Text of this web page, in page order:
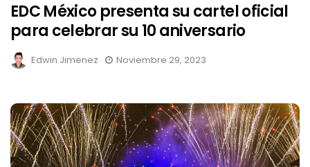
EDC México presenta su cartel oficial
para celebrar su 10 aniversario
Edwin Jimenez Noviembre 29, 2023